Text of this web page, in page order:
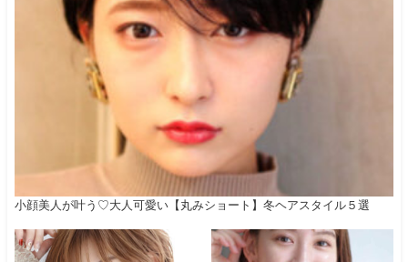
小顔美人が叶う♡大人可愛い【丸みショート】冬ヘアスタイル５選